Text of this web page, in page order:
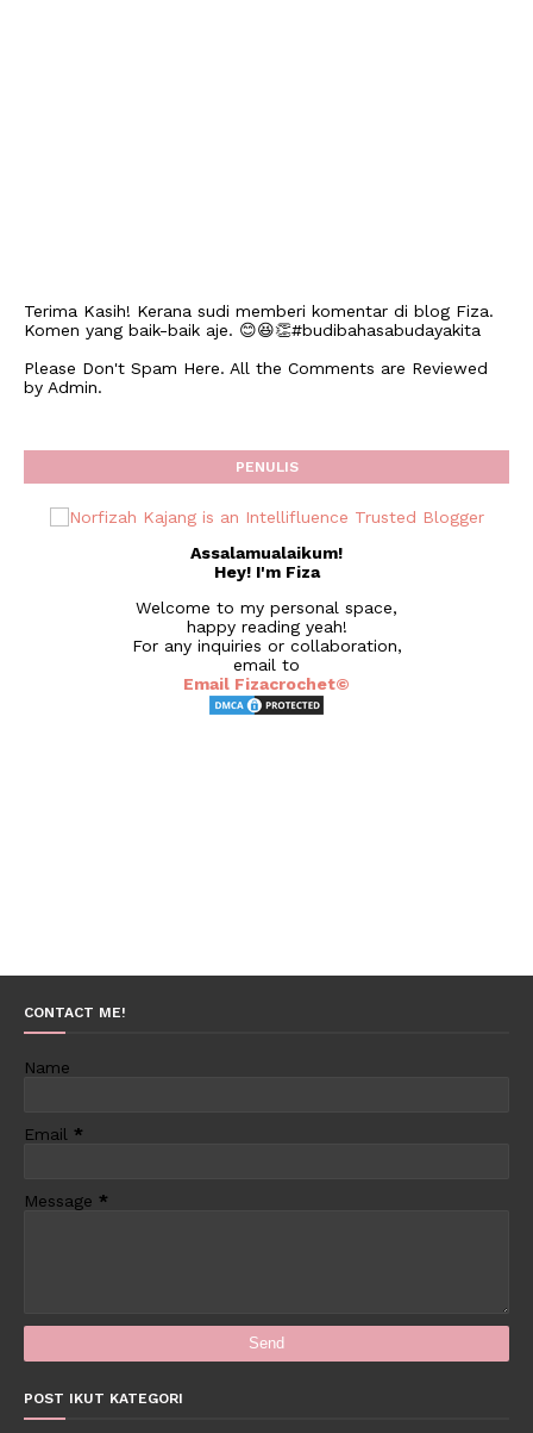
Terima Kasih! Kerana sudi memberi komentar di blog Fiza.
Komen yang baik-baik aje. 😊😆👏#budibahasabudayakita
Please Don't Spam Here. All the Comments are Reviewed
by Admin.
PENULIS
Assalamualaikum!
Hey! I'm Fiza
Welcome to my personal space,
happy reading yeah!
For any inquiries or collaboration,
email to
Email Fizacrochet©
CONTACT ME!
Name
Email *
Message *
POST IKUT KATEGORI